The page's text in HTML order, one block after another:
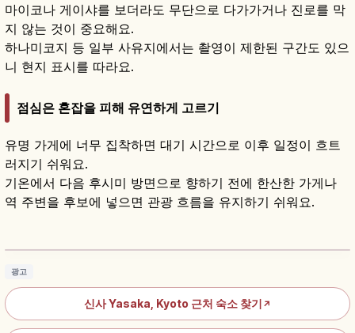
마이코나 게이샤를 보더라도 무단으로 다가가거나 진로를 막
지 않는 것이 중요해요.
하나미코지 등 일부 사유지에서는 촬영이 제한된 구간도 있으
니 현지 표시를 따라요.
점심은 혼잡을 피해 유연하게 고르기
유명 가게에 너무 집착하면 대기 시간으로 이후 일정이 흐트
러지기 쉬워요.
기온에서 다음 후시미 방면으로 향하기 전에 한산한 가게나
역 주변을 후보에 넣으면 관광 흐름을 유지하기 쉬워요.
교토 야사카 신사 가이드｜기온의 상징·기온 마
광고
신사 Yasaka, Kyoto 근처 숙소 찾기 ↗